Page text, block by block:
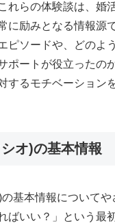
れらの体験談は、婚
に励みとなる情報源
ピソードや、どのよ
ポートが役立ったの
するモチベーション
オ)の基本情報
基本情報についてや
ばいい？」という最